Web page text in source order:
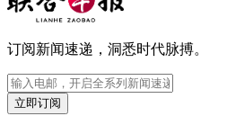
订阅新闻速递，洞悉时代脉搏。
立即订阅